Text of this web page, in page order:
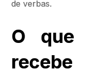
de verbas.
O que